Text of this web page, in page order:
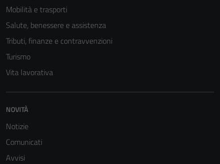
Mobilità e trasporti
Salute, benessere e assistenza
Tributi, finanze e contravvenzioni
Turismo
Vita lavorativa
NOVITÀ
Notizie
Comunicati
Avvisi